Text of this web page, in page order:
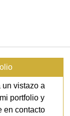
un vistazo a
portfolio y
en contacto